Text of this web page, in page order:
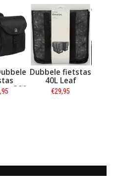
fietstas
Urban Proof
Dubbele
40L